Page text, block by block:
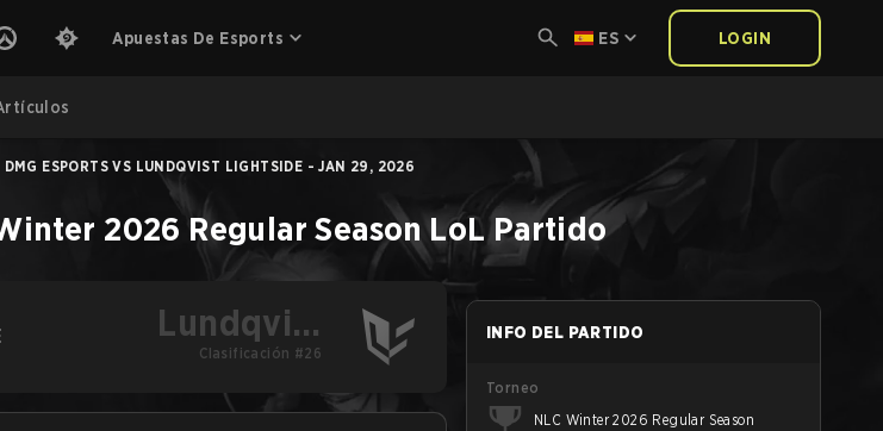
Apuestas De Esports ES LOGIN
DMG ESPORTS VS LUNDQVIST LIGHTSIDE - JAN 29, 2026
2026 Regular Season LoL Partido
Lundqvist
Lightside
Clasificación #26
INFO DEL PARTIDO
Torneo
NLC Winter 2026 Regular Season